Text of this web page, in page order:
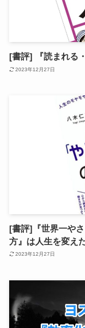
[書評] 『読まれる
2023年12月27日
[書評]『世界一や
方』は人生を変え
2023年12月27日